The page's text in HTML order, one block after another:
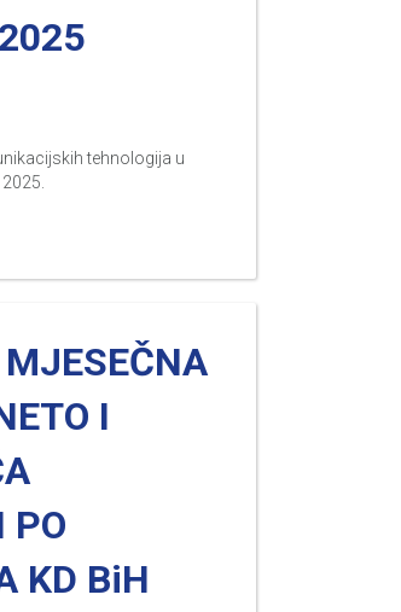
tehnologija u
I
PO
KD BiH